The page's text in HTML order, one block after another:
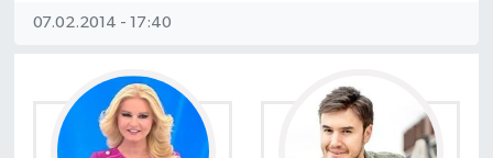
07.02.2014 - 17:40